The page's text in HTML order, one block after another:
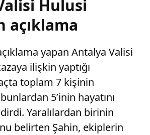
Hulusi
açıklama
yapan Antalya Valisi
ilişkin yaptığı
toplam 7 kişinin
5’inin hayatını
Yaralılardan birinin
belirten Şahin, ekiplerin